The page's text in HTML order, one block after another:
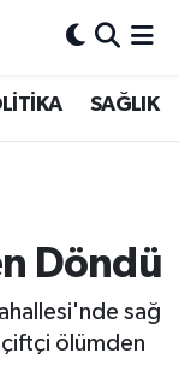
SAĞLIK
Döndü
sağ
çiftçi ölümden